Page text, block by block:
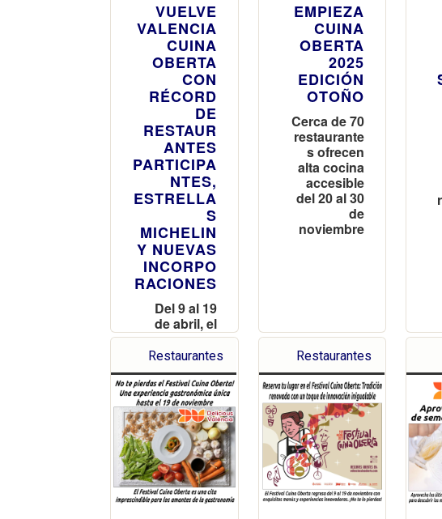
VUELVE
VALENCIA
CUINA
OBERTA
CON
RÉCORD
DE
RESTAUR
ANTES
PARTICIPA
NTES,
ESTRELLA
S
MICHELIN
Y NUEVAS
INCORPO
RACIONES
Del 9 al 19
de abril, el
certamen
abre
reservas
con 17
experiencia
s temáticas
y una firme
apuesta por
el producto
local y la
sostenibilid
ad
EMPIEZA
CUINA
OBERTA
2025
EDICIÓN
OTOÑO
Cerca de 70
restaurante
s ofrecen
alta cocina
accesible
del 20 al 30
de
noviembre
Restaurantes Restaurantes